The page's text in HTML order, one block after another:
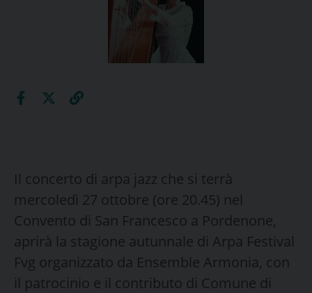
Il concerto di arpa jazz che si terrà
mercoledì 27 ottobre (ore 20.45) nel
Convento di San Francesco a Pordenone,
aprirà la stagione autunnale di Arpa Festival
Fvg organizzato da Ensemble Armonia, con
il patrocinio e il contributo di Comune di